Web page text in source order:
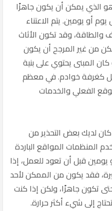
الذي يمكن أن يكون جاهزًا
أو يومين. يتم الاعتناء
والطاقة، وقد تكون الأثاث
من غير المرجح أن يكون
المبنى يحتوي على بنية
كغرفة خوادم. في معظم
الفعلي والخدمات
لديك بعض التحذير من
المنظمات المواقع الباردة
قبل أن تعود للعمل، إذا
فقد يكون من الممكن لأحد
تكون جاهزًا، ولكن إذا كنت
إلى شيء أكثر حرارة.